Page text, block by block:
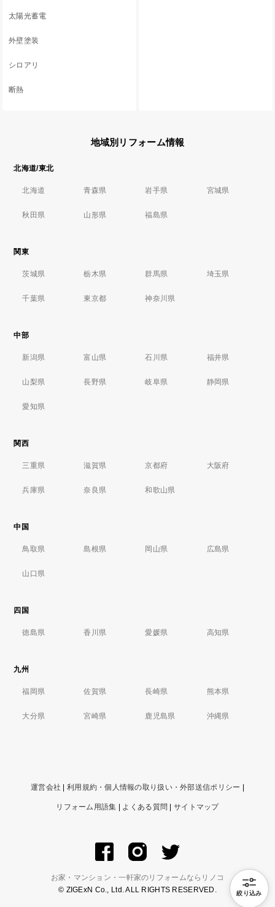
絞り込み
太陽光蓄電
外壁塗装
シロアリ
断熱
地域別リフォーム情報
北海道/東北
北海道 青森県 岩手県 宮城県
秋田県 山形県 福島県
関東
茨城県 栃木県 群馬県 埼玉県
千葉県 東京都 神奈川県
中部
新潟県 富山県 石川県 福井県
山梨県 長野県 岐阜県 静岡県
愛知県
関西
三重県 滋賀県 京都府 大阪府
兵庫県 奈良県 和歌山県
中国
鳥取県 島根県 岡山県 広島県
山口県
四国
徳島県 香川県 愛媛県 高知県
九州
福岡県 佐賀県 長崎県 熊本県
大分県 宮崎県 鹿児島県 沖縄県
運営会社 利用規約・個人情報の取り扱い・外部送信ポリシー
リフォーム用語集 よくある質問 サイトマップ
お家・マンション・一軒家のリフォームならリノコ
© ZIGExN Co., Ltd. ALL RIGHTS RESERVED.